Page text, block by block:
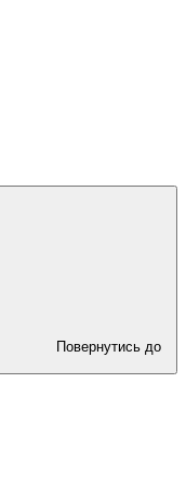
Повернутись до